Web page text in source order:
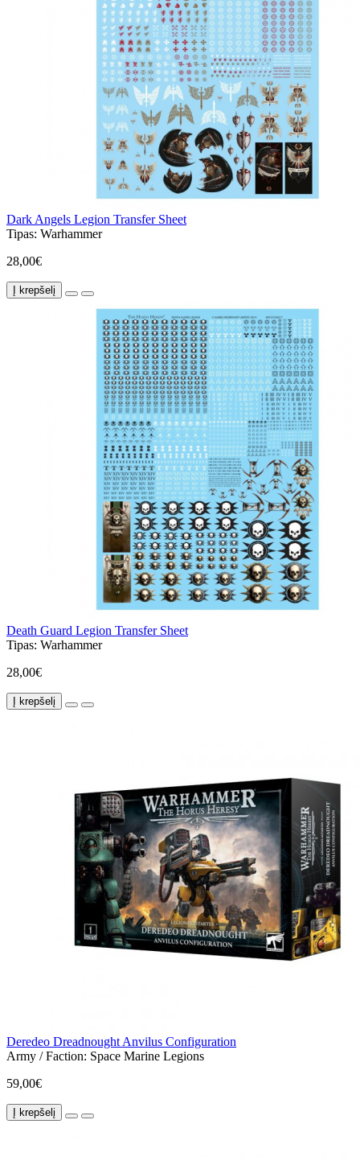
Dark Angels Legion Transfer Sheet
Tipas: Warhammer
28,00€
Į krepšelį
Death Guard Legion Transfer Sheet
Tipas: Warhammer
28,00€
Į krepšelį
Deredeo Dreadnought Anvilus Configuration
Army / Faction: Space Marine Legions
59,00€
Į krepšelį